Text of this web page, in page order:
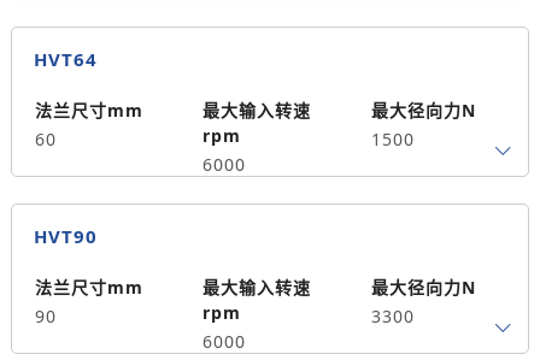
最大轴向力N
750
背隙arcmin
HVT64
法兰尺寸mm
60
最大输入转速
rpm
6000
最大径向力N
1500
最大轴向力N
750
背隙arcmin
HVT90
法兰尺寸mm
90
最大输入转速
rpm
6000
最大径向力N
3300